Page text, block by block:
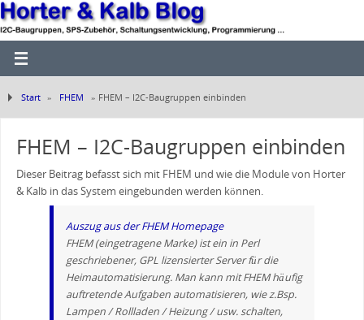
Start » FHEM » FHEM – I2C-Baugruppen einbinden
FHEM – I2C-Baugruppen einbinden
Dieser Beitrag befasst sich mit FHEM und wie die Module von Horter
& Kalb in das System eingebunden werden können.
Auszug aus der FHEM Homepage
FHEM (eingetragene Marke) ist ein in Perl
geschriebener, GPL lizensierter Server für die
Heimautomatisierung. Man kann mit FHEM häufig
auftretende Aufgaben automatisieren, wie z.Bsp.
Lampen / Rollladen / Heizung / usw. schalten,